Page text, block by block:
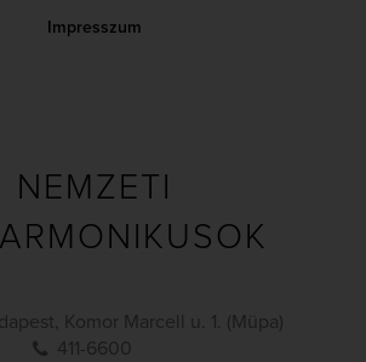
Impresszum
NEMZETI
Komor Marcell u. 1. (Müpa)
411-6600